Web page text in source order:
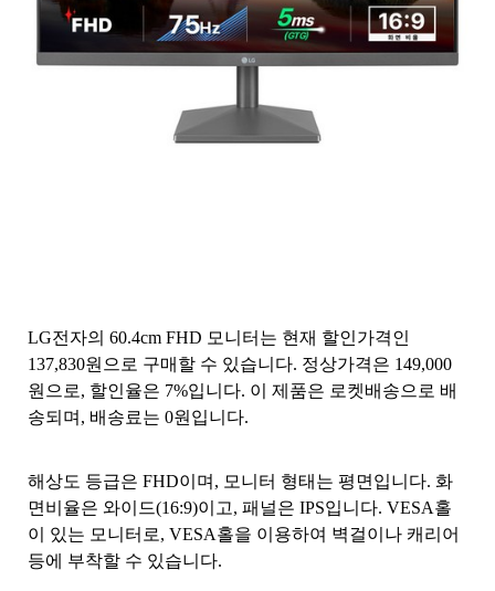
LG전자의 60.4cm FHD 모니터는 현재 할인가격인
137,830원으로 구매할 수 있습니다. 정상가격은 149,000
원으로, 할인율은 7%입니다. 이 제품은 로켓배송으로 배
송되며, 배송료는 0원입니다.
해상도 등급은 FHD이며, 모니터 형태는 평면입니다. 화
면비율은 와이드(16:9)이고, 패널은 IPS입니다. VESA홀
이 있는 모니터로, VESA홀을 이용하여 벽걸이나 캐리어
등에 부착할 수 있습니다.